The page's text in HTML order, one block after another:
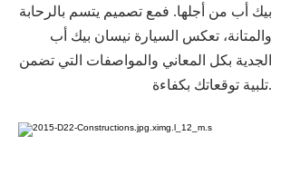
بيك أب من أجلها. فمع تصميم يتسم بالرحابة
والمتانة، تعكس السيارة نيسان بيك أب
الجدية بكل المعاني والمواصفات التي تضمن
تلبية توقعاتك بكفاءة.